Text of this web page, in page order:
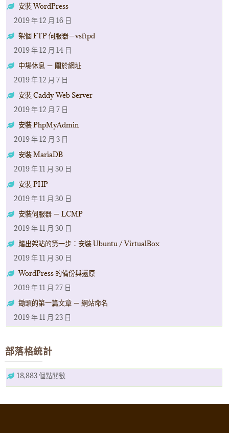
安裝 WordPress
2019 年 12 月 16 日
架個 FTP 伺服器－vsftpd
2019 年 12 月 14 日
中場休息 － 關於網址
2019 年 12 月 7 日
安裝 Caddy Web Server
2019 年 12 月 7 日
安裝 PhpMyAdmin
2019 年 12 月 3 日
安裝 MariaDB
2019 年 11 月 30 日
安裝 PHP
2019 年 11 月 30 日
安裝伺服器 － LCMP
2019 年 11 月 30 日
踏出架站的第一步：安裝 Ubuntu / VirtualBox
2019 年 11 月 30 日
WordPress 的備份與還原
2019 年 11 月 27 日
鋤頭的第一篇文章 － 網站命名
2019 年 11 月 23 日
部落格統計
18,883 個點閱數